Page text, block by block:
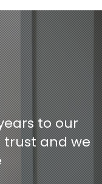
to our
and we